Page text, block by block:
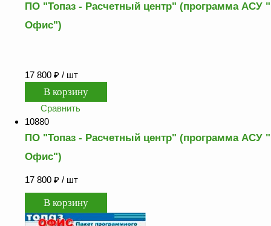
ПО "Топаз - Расчетный центр" (программа АСУ
Офис")
17 800 ₽ / шт
Сравнить
10880
ПО "Топаз - Расчетный центр" (программа АСУ
Офис")
17 800 ₽ / шт